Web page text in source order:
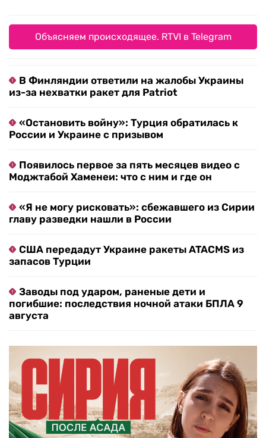
Объясняем происходящее. RTVI в Telegram
В Финляндии ответили на жалобы Украины
из-за нехватки ракет для Patriot
«Остановить войну»: Турция обратилась к
России и Украине с призывом
Появилось первое за пять месяцев видео с
Моджтабой Хаменеи: что с ним и где он
«Я не могу рисковать»: сбежавшего из Сирии
главу разведки нашли в России
США передадут Украине ракеты ATACMS из
запасов Турции
Заводы под ударом, раненые дети и
погибшие: последствия ночной атаки БПЛА 9
августа